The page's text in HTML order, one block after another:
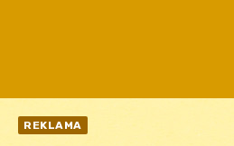
REKLAMA